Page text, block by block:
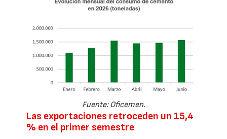
Fuente: Oficemen.
Las exportaciones retroceden un 15,4
% en el primer semestre